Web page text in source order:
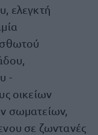
ελεγκτή
-
οικείων
σωματείων,
σε ζωντανές